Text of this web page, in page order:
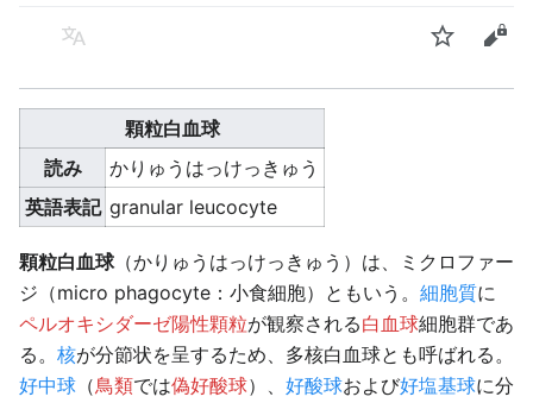
言語 ウォッチソ
顆粒白血球
読み
かりゅうはっけっきゅう
英語表記 granular leucocyte
顆粒白血球（かりゅうはっけっきゅう）は、ミクロファー
ジ（micro phagocyte：小食細胞）ともいう。 細胞質に
ペルオキシダーゼ陽性顆粒が観察される白血球細胞群であ
る。 核が分節状を呈するため、多核白血球とも呼ばれる。
好中球 （鳥類では偽好酸球）、 好酸球および好塩基球に分